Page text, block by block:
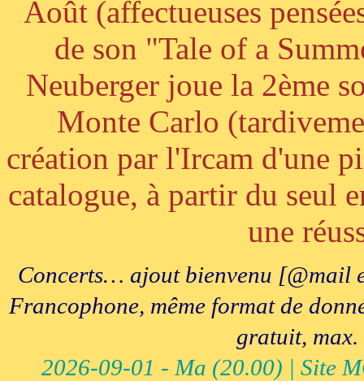
Août (affectueuses
de son "Tale of a
Neuberger joue la 2ème
Monte Carlo
création par l'Ircam d'une
catalogue, à partir du seul
une
Concerts… ajout bienvenu [@mail
Francophone, même format de
gratuit,
2026-09-01 - Ma (20.00) | Site